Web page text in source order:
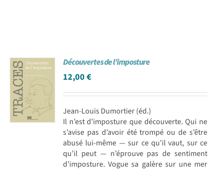
Découvertes de l’imposture
12,00€
Jean-Louis Dumortier (éd.)
Il n’est d’imposture que découverte. Qui ne
s’avise pas d’avoir été trompé ou de s’être
abusé lui-même — sur ce qu’il vaut, sur ce
qu’il peut — n’éprouve pas de sentiment
d’imposture. Vogue sa galère sur une mer